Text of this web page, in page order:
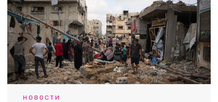
НОВОСТИ